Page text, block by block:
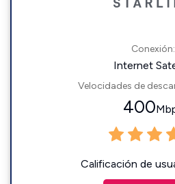
Conexión:
Internet
Velocidades de
400
Calificación de